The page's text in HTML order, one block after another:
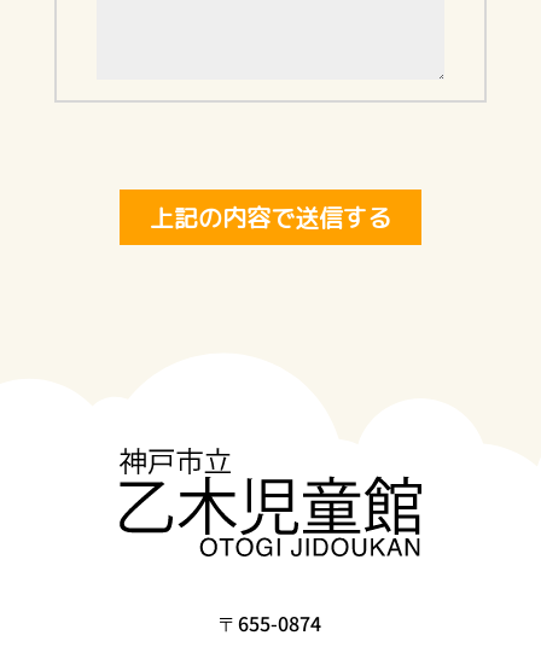
上記の内容で送信する
〒655-0874